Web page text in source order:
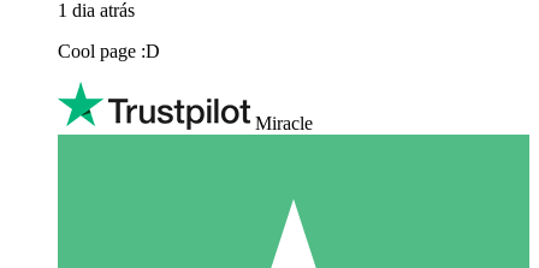
1 dia atrás
Cool page :D
Miracle